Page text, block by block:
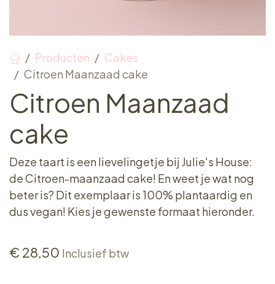
Producten
Cakes
Citroen Maanzaad cake
Citroen Maanzaad
cake
Deze taart is een lievelingetje bij Julie's House:
de Citroen-maanzaad cake! En weet je wat nog
beter is? Dit exemplaar is 100% plantaardig en
dus vegan! Kies je gewenste formaat hieronder.
€ 28,50 Inclusief btw